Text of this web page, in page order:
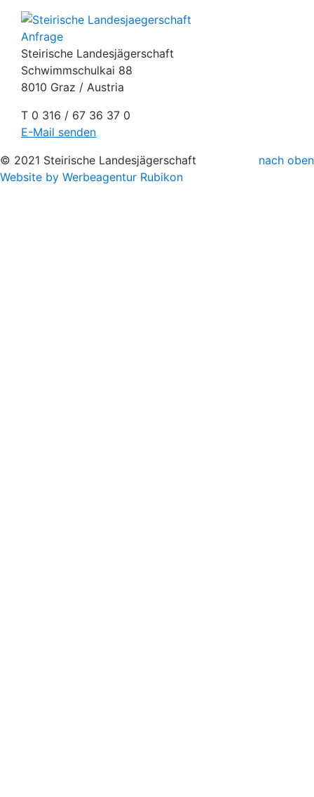
Anfrage
Steirische Landesjägerschaft
Schwimmschulkai 88
8010 Graz / Austria
T 0 316 / 67 36 37 0
E-Mail senden
© 2021 Steirische Landesjägerschaft
nach oben
Website by Werbeagentur Rubikon